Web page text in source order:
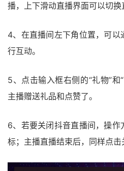
播，上下滑动直播界面可以切换
4、在直播间左下角位置，可
行互动。
5、点击输入框右侧的“礼物”
主播赠送礼品和点赞了。
6、若要关闭抖音直播间，操作
标；主播直播结束后，同样点击